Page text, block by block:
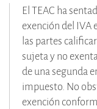
El TEAC ha
exención del IVA
las partes
sujeta y no
de una segunda
impuesto. No
exención